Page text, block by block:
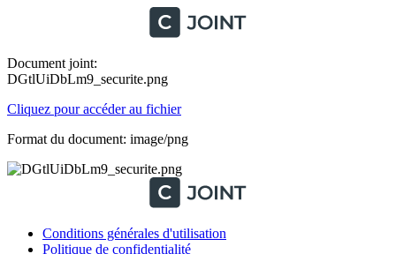
Document joint:
DGtlUiDbLm9_securite.png
Cliquez pour accéder au fichier
Format du document: image/png
Conditions générales d'utilisation
Politique de confidentialité